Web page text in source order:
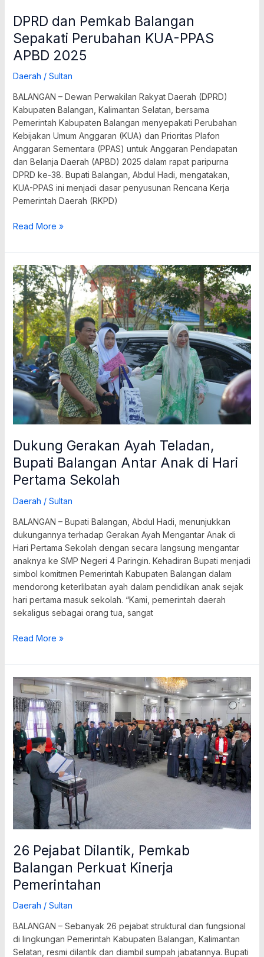
DPRD dan Pemkab Balangan
Sepakati Perubahan KUA-PPAS
APBD 2025
Daerah / Sultan
BALANGAN – Dewan Perwakilan Rakyat Daerah (DPRD)
Kabupaten Balangan, Kalimantan Selatan, bersama
Pemerintah Kabupaten Balangan menyepakati Perubahan
Kebijakan Umum Anggaran (KUA) dan Prioritas Plafon
Anggaran Sementara (PPAS) untuk Anggaran Pendapatan
dan Belanja Daerah (APBD) 2025 dalam rapat paripurna
DPRD ke-38. Bupati Balangan, Abdul Hadi, mengatakan,
KUA-PPAS ini menjadi dasar penyusunan Rencana Kerja
Pemerintah Daerah (RKPD)
Read More »
Dukung Gerakan Ayah Teladan,
Bupati Balangan Antar Anak di Hari
Pertama Sekolah
Daerah / Sultan
BALANGAN – Bupati Balangan, Abdul Hadi, menunjukkan
dukungannya terhadap Gerakan Ayah Mengantar Anak di
Hari Pertama Sekolah dengan secara langsung mengantar
anaknya ke SMP Negeri 4 Paringin. Kehadiran Bupati menjadi
simbol komitmen Pemerintah Kabupaten Balangan dalam
mendorong keterlibatan ayah dalam pendidikan anak sejak
hari pertama masuk sekolah. “Kami, pemerintah daerah
sekaligus sebagai orang tua, sangat
Dukung
Gerakan
Ayah
Teladan,
Bupati
Balangan
Antar
Anak
di
Hari
Pertama
Sekolah
Read More »
26 Pejabat Dilantik, Pemkab
Balangan Perkuat Kinerja
Pemerintahan
Daerah / Sultan
BALANGAN – Sebanyak 26 pejabat struktural dan fungsional
di lingkungan Pemerintah Kabupaten Balangan, Kalimantan
Selatan, resmi dilantik dan diambil sumpah jabatannya. Bupati
26
Pejabat
Dilantik,
Pemkab
Balangan
Perkuat
Kinerja
Pemerintahan